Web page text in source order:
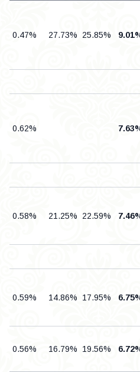
25.85%
27.73%
0.47%
0.62%
22.59%
21.25%
0.58%
17.95%
14.86%
0.59%
19.56%
16.79%
0.56%